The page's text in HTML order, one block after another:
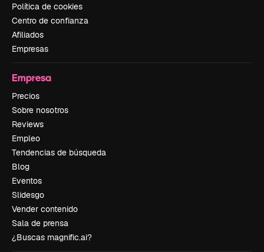
Política de cookies
Centro de confianza
Afiliados
Empresas
Empresa
Precios
Sobre nosotros
Reviews
Empleo
Tendencias de búsqueda
Blog
Eventos
Slidesgo
Vender contenido
Sala de prensa
¿Buscas magnific.ai?